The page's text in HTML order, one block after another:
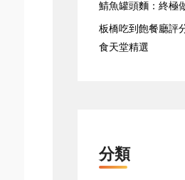
鯖魚罐頭麵：終極
板橋吃到飽餐廳評
食天堂精選
分類